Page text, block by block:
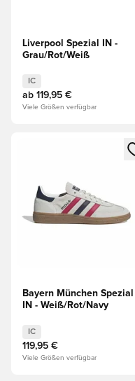
Liverpool Spezial IN -
Grau/Rot/Weiß
IC
ab 119,95 €
Viele Größen verfügbar
Öffnet ein neues
Bayern München Spezial
IN - Weiß/Rot/Navy
IC
119,95 €
Viele Größen verfügbar